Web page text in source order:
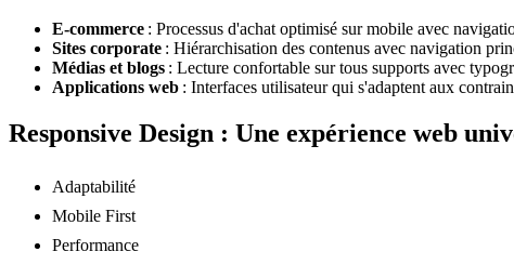
E-commerce : Processus d'achat optimisé sur mobile avec
Sites corporate : Hiérarchisation des contenus avec navigation
Médias et blogs : Lecture confortable sur tous supports avec
Applications web : Interfaces utilisateur qui s'adaptent aux
Responsive Design : Une expérience web
Adaptabilité
Mobile First
Performance